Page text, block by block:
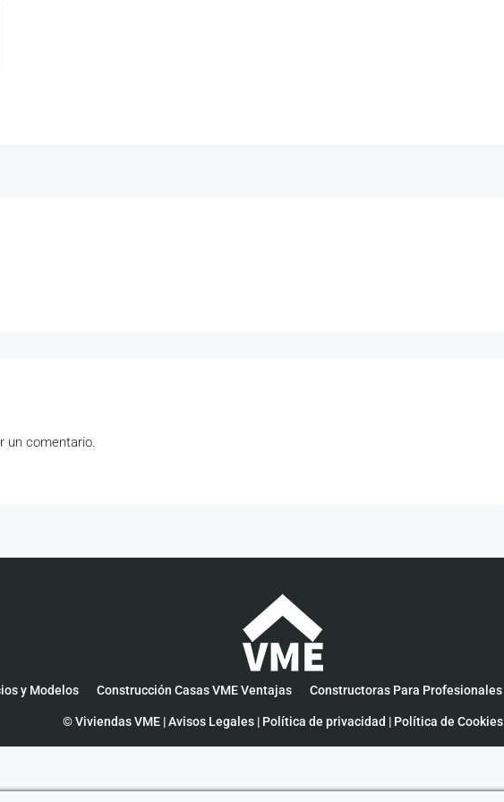
un comentario.
y Modelos Construcción Casas VME Ventajas Constructoras Para Profesionales
© Viviendas VME |Avisos Legales | Política de privacidad | Política de Cookies